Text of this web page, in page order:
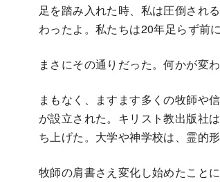
足を踏み入れた時、私は圧倒され
わったよ。私たちは20年足らず前
まさにその通りだった。何かが変わ
まもなく、ますます多くの牧師や
が設立された。キリスト教出版社
ち上げた。大学や神学校は、霊的
牧師の肩書さえ変化し始めたこと